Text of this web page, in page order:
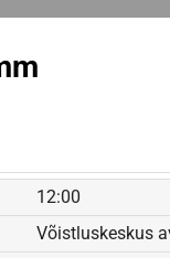
12:00
Võistluskeskus